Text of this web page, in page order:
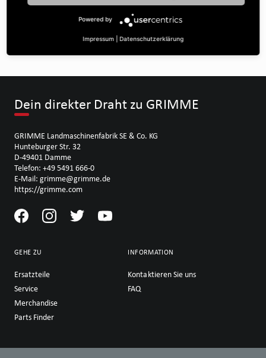
KETTENRÄdeR ZWEIFACH UNGLEICH ¾“ | Zähnezahl A:
24/23 | BohrungsØ B: 35 | Länge C: 34 |
Dein direkter Draht zu GRIMME
GRIMME Landmaschinenfabrik SE & Co. KG
Hunteburger Str. 32
D-49401 Damme
Telefon: +49 5491 666-0
E-Mail: grimme@grimme.de
https://grimme.com
GEHE ZU
Ersatzteile
Service
Merchandise
Parts Finder
INFORMATION
Kontaktieren Sie uns
FAQ
Powered by
Impressum Datenschutzerklärung